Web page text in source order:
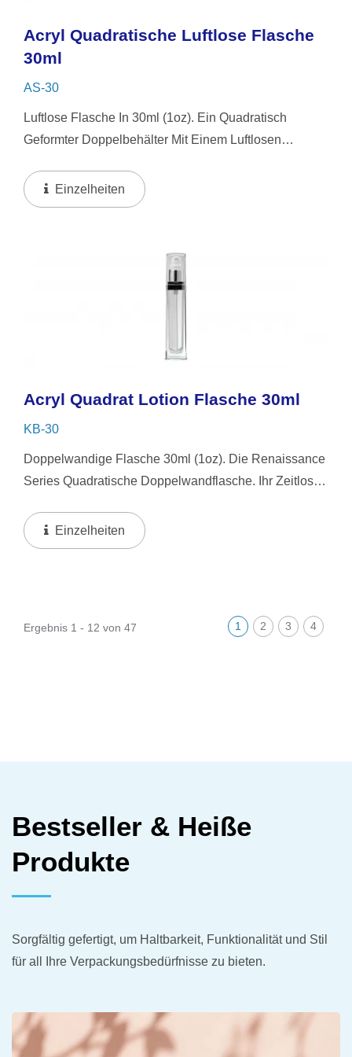
Acryl Quadratische Luftlose Flasche
30ml
AS-30
Luftlose Flasche In 30ml (1oz). Ein Quadratisch
Geformter Doppelbehälter Mit Einem Luftlosen
Glänzenden Aluminiumkomponenten Aufweist. Das
Luftlose...
Einzelheiten
Acryl Quadrat Lotion Flasche 30ml
KB-30
Doppelwandige Flasche 30ml (1oz). Die Renaissance
Series Quadratische Doppelwandflasche. Ihr Zeitloses
Frauen Und Bietet Haltbarkeit Und Eleganz Für...
Einzelheiten
Ergebnis 1 - 12 von 47 1 2 3 4
Bestseller & Heiße
Produkte
Sorgfältig gefertigt, um Haltbarkeit, Funktionalität und Stil
für all Ihre Verpackungsbedürfnisse zu bieten.